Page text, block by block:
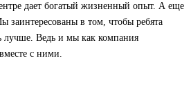
дает богатый жизненный опыт. А еще
заинтересованы в том, чтобы ребята
лучше. Ведь и мы как компания
с ними.